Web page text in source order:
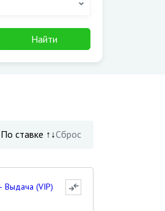
Найти
По ставке ↑↓Сброс